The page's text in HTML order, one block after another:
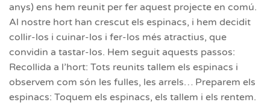
anys) ens hem reunit per fer aquest projecte en comú.
Al nostre hort han crescut els espinacs, i hem decidit
collir-los i cuinar-los i fer-los més atractius, que
convidin a tastar-los. Hem seguit aquests passos:
Recollida a l’hort: Tots reunits tallem els espinacs i
observem com són les fulles, les arrels… Preparem els
espinacs: Toquem els espinacs, els tallem i els rentem.